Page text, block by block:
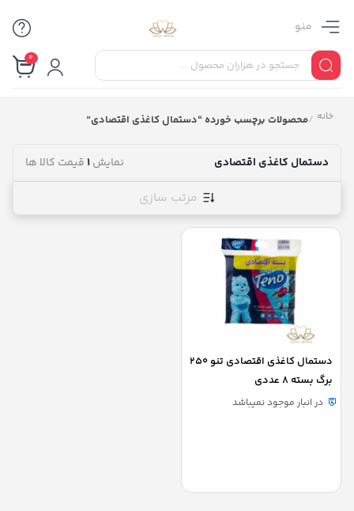
منو
0
خانه /محصولات برچسب خورده “دستمال کاغذی اقتصادی”
دستمال کاغذی اقتصادی نمایش1قیمت کالا ها
مرتب سازی
دستمال کاغذی اقتصادی تنو 250
برگ بسته 8 عددی
در انبار موجود نمیباشد